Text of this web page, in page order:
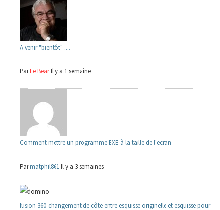
A venir "bientôt" ....
ParLe BearIl y a 1 semaine
Comment mettre un programme EXE à la taille de l'ecran
Parmatphil861Il y a 3 semaines
fusion 360-changement de côte entre esquisse originelle et esquisse pour